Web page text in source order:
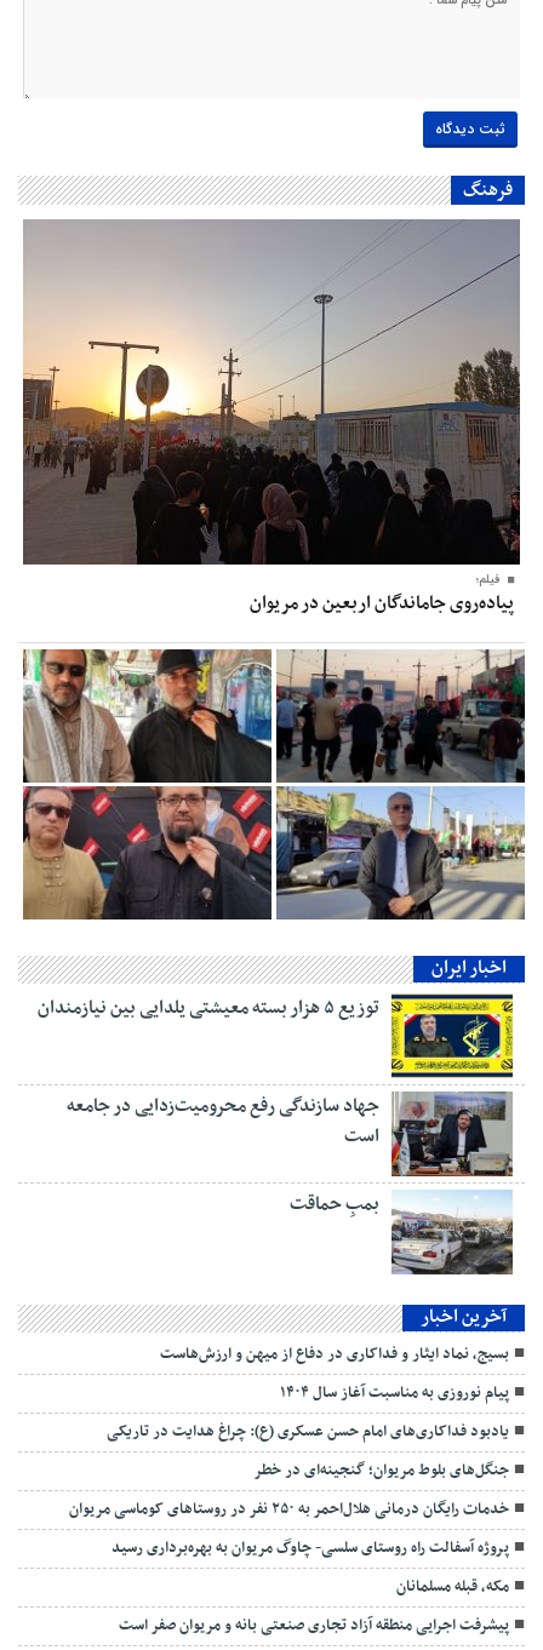
فرهنگ
فیلم؛
پیاده‌روی جاماندگان اربعین در مریوان
اخبار ایران
توزیع ۵ هزار بسته معیشتی یلدایی بین نیازمندان
جهاد سازندگی رفع محرومیت‌زدایی در جامعه
است
بمبِ حماقت
آخرین اخبار
بسیج، نماد ایثار و فداکاری در دفاع از میهن و ارزش‌هاست
پیام نوروزی به مناسبت آغاز سال ۱۴۰۴
یادبود فداکاری‌های امام حسن عسکری (ع): چراغ هدایت در تاریکی
جنگل‌های بلوط مریوان؛ گنجینه‌ای در خطر
خدمات رایگان درمانی هلال‌احمر به ۲۵۰ نفر در روستاهای کوماسی مریوان
پروژه آسفالت راه روستای سلسی- چاوگ مریوان به بهره‌برداری رسید
مکه، قبله مسلمانان
پیشرفت اجرایی منطقه آزاد تجاری صنعتی بانه و مریوان صفر است